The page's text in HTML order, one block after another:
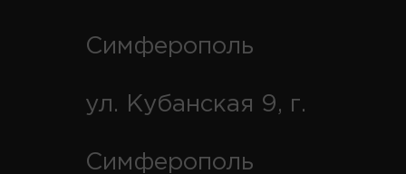
Симферополь
ул. Кубанская 9, г.
Симферополь